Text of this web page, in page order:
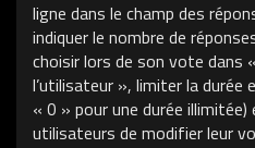
ligne dans le champ des
indiquer le nombre de
choisir lors de son vote dans
l’utilisateur », limiter la durée
« 0 » pour une durée
utilisateurs de modifier leur